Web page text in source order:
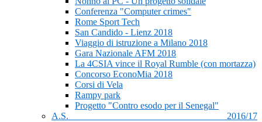
Conferenza "Computer crimes"
Rome Sport Tech
San Candido - Lienz 2018
Viaggio di istruzione a Milano 2018
Gara Nazionale AFM 2018
La 4CSIA vince il Royal Rumble (con mortazza)
Concorso EconoMia 2018
Corsi di Vela
Rampy park
Progetto "Contro esodo per il Senegal"
A.S. 2016/17